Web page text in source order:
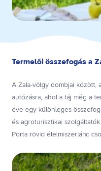
Termelői összefogás a
A Zala-völgy dombjai között,
autózásra, ahol a táj még a
éve egy különleges
és agroturisztikai
Porta rövid élelmiszerlánc